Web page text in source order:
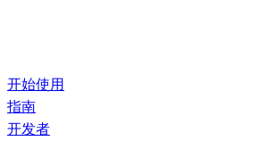
开始使用
指南
开发者